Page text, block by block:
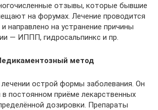
отзывы, которые бывшие
на форумах. Лечение проводится
направлено на устранение причины
— ИППП, гидросальпинкс и пр.
метод
лечении острой формы заболевания. Он
в постоянном приёме лекарственных
дозировки. Препараты